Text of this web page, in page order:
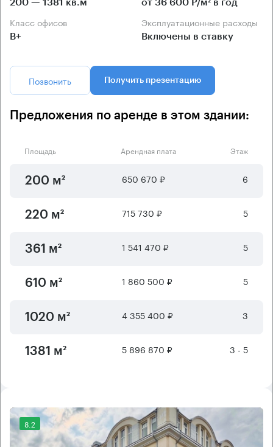
200 — 1381 кв.м от 36 600 Р/м² в год
Класс офисов
B+
Эксплуатационные расходы
Включены в ставку
Позвонить Получить презентацию
Предложения по аренде в этом здании:
Площадь Арендная плата Этаж
200 м² 650 670 ₽ 6
220 м² 715 730 ₽ 5
361 м² 1 541 470 ₽ 5
610 м² 1 860 500 ₽ 5
1020 м² 4 355 400 ₽ 3
1381 м² 5 896 870 ₽ 3 - 5
8.2